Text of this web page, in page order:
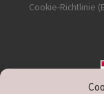
Cookie-Richtlinie